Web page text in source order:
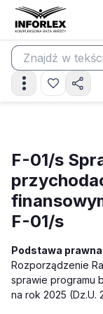
F-01/s
F-01/s
Podstawa
Rozporządzenie
sprawie programu
na rok 2025 (Dz.U.